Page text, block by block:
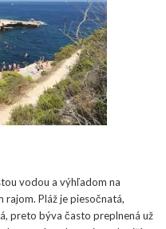
vodou a výhľadom na
Pláž je piesočnatá,
preto býva často preplnená už